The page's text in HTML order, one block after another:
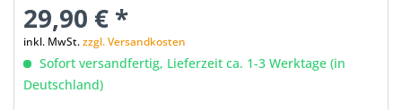
29,90 € *
inkl. MwSt.zzgl. Versandkosten
Sofort versandfertig, Lieferzeit ca. 1-3 Werktage (in
Deutschland)